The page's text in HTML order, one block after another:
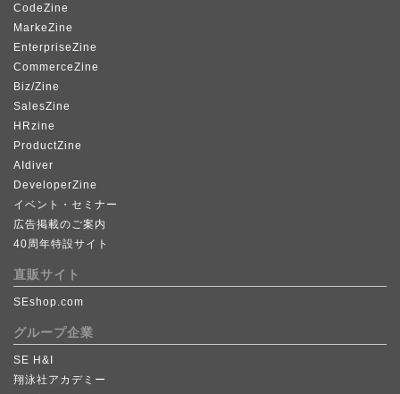
CodeZine
MarkeZine
EnterpriseZine
CommerceZine
Biz/Zine
SalesZine
HRzine
ProductZine
AIdiver
DeveloperZine
イベント・セミナー
広告掲載のご案内
40周年特設サイト
直販サイト
SEshop.com
グループ企業
SE H&I
翔泳社アカデミー